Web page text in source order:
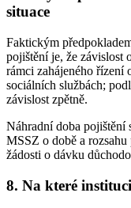
situace
Faktickým
pojištění je, že závislost
rámci zahájeného řízení
sociálních službách;
závislost zpětně.
Náhradní doba pojištění
MSSZ o době a rozsahu
žádosti o dávku
8. Na které